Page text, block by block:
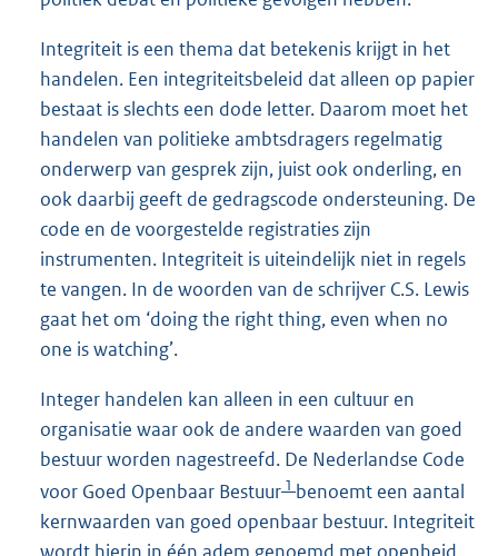
Integriteit is een thema dat betekenis krijgt in het
handelen. Een integriteitsbeleid dat alleen op papier
bestaat is slechts een dode letter. Daarom moet het
handelen van politieke ambtsdragers regelmatig
onderwerp van gesprek zijn, juist ook onderling, en
ook daarbij geeft de gedragscode ondersteuning. De
code en de voorgestelde registraties zijn
instrumenten. Integriteit is uiteindelijk niet in regels
te vangen. In de woorden van de schrijver C.S. Lewis
gaat het om ‘doing the right thing, even when no
one is watching’.
Integer handelen kan alleen in een cultuur en
organisatie waar ook de andere waarden van goed
bestuur worden nagestreefd. De Nederlandse Code
voor Goed Openbaar Bestuur 1 benoemt een aantal
kernwaarden van goed openbaar bestuur. Integriteit